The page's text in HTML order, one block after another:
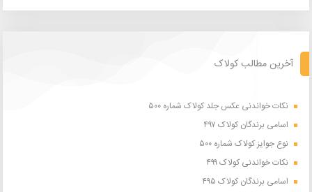
آخرین مطالب کولاک
نکات خواندنی عکس جلد کولاک شماره ۵۰۰
اسامی برندگان کولاک ۴۹۷
نوع جوایز کولاک شماره ۵۰۰
نکات خواندنی کولاک ۴۹۹
اسامی برندگان کولاک ۴۹۵